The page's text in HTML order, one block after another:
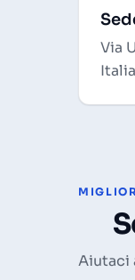
Via
Italia
Aiutaci